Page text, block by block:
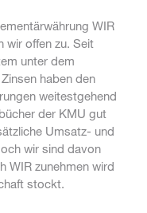
WIR
wir offen zu. Seit
unter dem
haben den
weitestgehend
der KMU gut
Umsatz- und
wir sind davon
WIR zunehmen wird
stockt.